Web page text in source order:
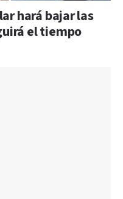
hará bajar las
el tiempo